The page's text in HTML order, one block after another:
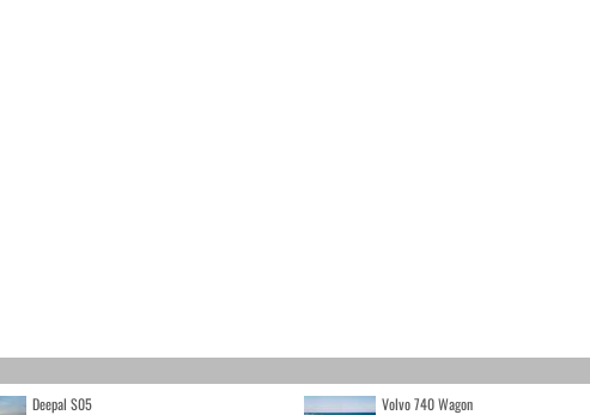
Deepal S05 Volvo 740 Wagon